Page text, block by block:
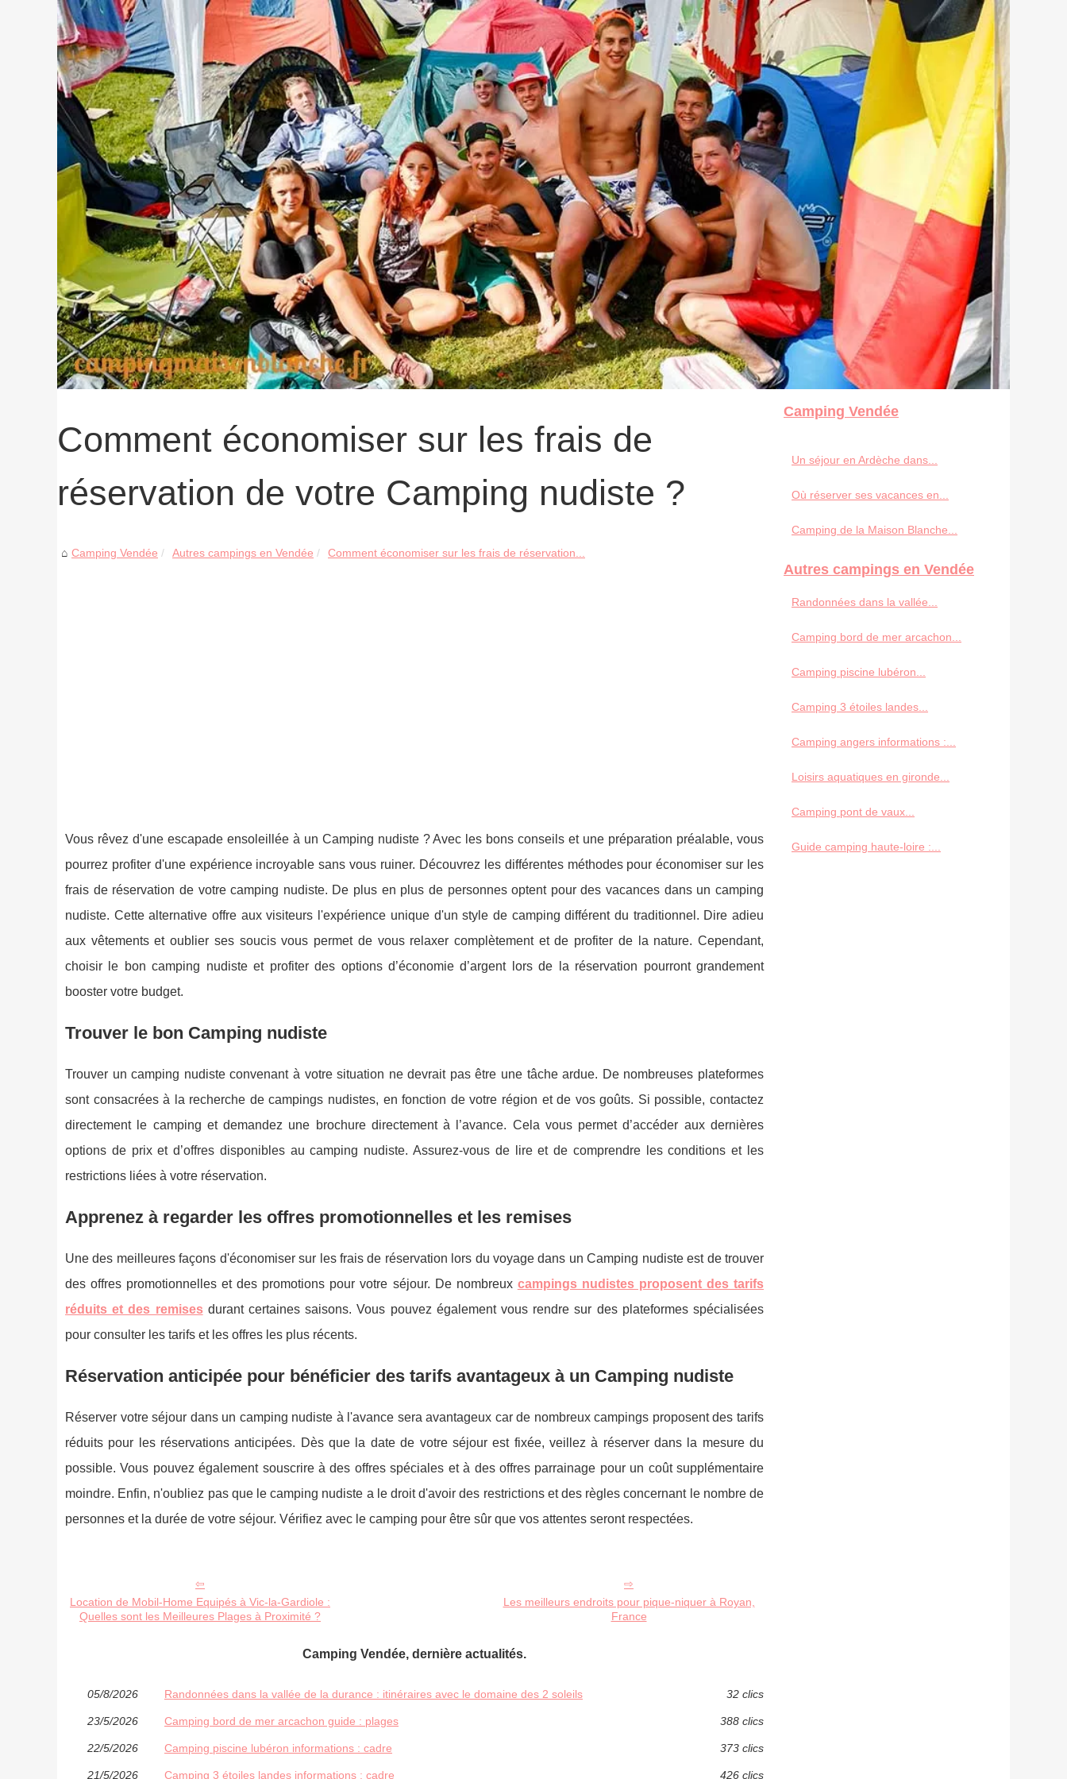
Comment économiser sur les frais de
réservation de votre Camping nudiste ?
Camping Vendée Autres campings en Vendée Comment économiser sur les frais de réservation...
Vous rêvez d'une escapade ensoleillée à un Camping nudiste ? Avec les bons conseils et une préparation préalable, vous
pourrez profiter d'une expérience incroyable sans vous ruiner. Découvrez les différentes méthodes pour économiser sur les
frais de réservation de votre camping nudiste. De plus en plus de personnes optent pour des vacances dans un camping
nudiste. Cette alternative offre aux visiteurs l'expérience unique d'un style de camping différent du traditionnel. Dire adieu
aux vêtements et oublier ses soucis vous permet de vous relaxer complètement et de profiter de la nature. Cependant,
choisir le bon camping nudiste et profiter des options d’économie d’argent lors de la réservation pourront grandement
booster votre budget.
Trouver le bon Camping nudiste
Trouver un camping nudiste convenant à votre situation ne devrait pas être une tâche ardue. De nombreuses plateformes
sont consacrées à la recherche de campings nudistes, en fonction de votre région et de vos goûts. Si possible, contactez
directement le camping et demandez une brochure directement à l’avance. Cela vous permet d’accéder aux dernières
options de prix et d’offres disponibles au camping nudiste. Assurez-vous de lire et de comprendre les conditions et les
restrictions liées à votre réservation.
Apprenez à regarder les offres promotionnelles et les remises
Une des meilleures façons d'économiser sur les frais de réservation lors du voyage dans un Camping nudiste est de trouver
des offres promotionnelles et des promotions pour votre séjour. De nombreux campings nudistes proposent des tarifs
réduits et des remisesdurant certaines saisons. Vous pouvez également vous rendre sur des plateformes spécialisées
pour consulter les tarifs et les offres les plus récents.
Réservation anticipée pour bénéficier des tarifs avantageux à un Camping nudiste
Réserver votre séjour dans un camping nudiste à l'avance sera avantageux car de nombreux campings proposent des tarifs
réduits pour les réservations anticipées. Dès que la date de votre séjour est fixée, veillez à réserver dans la mesure du
possible. Vous pouvez également souscrire à des offres spéciales et à des offres parrainage pour un coût supplémentaire
moindre. Enfin, n'oubliez pas que le camping nudiste a le droit d'avoir des restrictions et des règles concernant le nombre de
personnes et la durée de votre séjour. Vérifiez avec le camping pour être sûr que vos attentes seront respectées.
Location de Mobil-Home Equipés à Vic-la-Gardiole :
Quelles sont les Meilleures Plages à Proximité ?
Les meilleurs endroits pour pique-niquer à Royan,
France
Camping Vendée, dernière actualités.
05/8/2026 Randonnées dans la vallée de la durance : itinéraires avec le domaine des 2 soleils 32 clics
23/5/2026 Camping bord de mer arcachon guide : plages 388 clics
22/5/2026 Camping piscine lubéron informations : cadre 373 clics
21/5/2026 Camping 3 étoiles landes informations : cadre 426 clics
Camping Vendée
Un séjour en Ardèche dans...
Où réserver ses vacances en...
Camping de la Maison Blanche...
Autres campings en Vendée
Randonnées dans la vallée...
Camping bord de mer arcachon...
Camping piscine lubéron...
Camping 3 étoiles landes...
Camping angers informations :...
Loisirs aquatiques en gironde...
Camping pont de vaux...
Guide camping haute-loire :...